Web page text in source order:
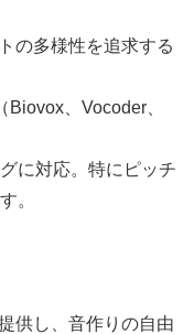
の多様性を追求する
、Vocoder、
に対応。特にピッチ
。
供し、音作りの自由